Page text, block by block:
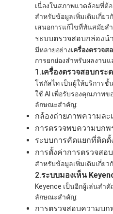
เนื่องในสภาพแวดล้อมที่ต้
สําหรับข้อมูลเพิ่มเติมเกี่ย
เสนอการแก้ไขที่ทันสมัยสํ
ระบบตรวจสอบกล่องนํ
มีหลายอย่างเครื่องตรวจส
การยกย่องสําหรับผลงาน
1.เครื่องตรวจสอบกระ
โฟกัสไท เป็นผู้ให้บริการชั้
ใช้ AI เพื่อรับรองคุณภาพ
ลักษณะสําคัญ:
กล้องถ่ายภาพความละ
การตรวจพบความบกพ
ระบบการคัดแยกที่ติด
การตั้งค่าการตรวจส
สําหรับข้อมูลเพิ่มเติมเกี่ยว
2.ระบบมองเห็น
Keyence เป็นอีกผู้เล่นสํา
ลักษณะสําคัญ:
การตรวจสอบความบก